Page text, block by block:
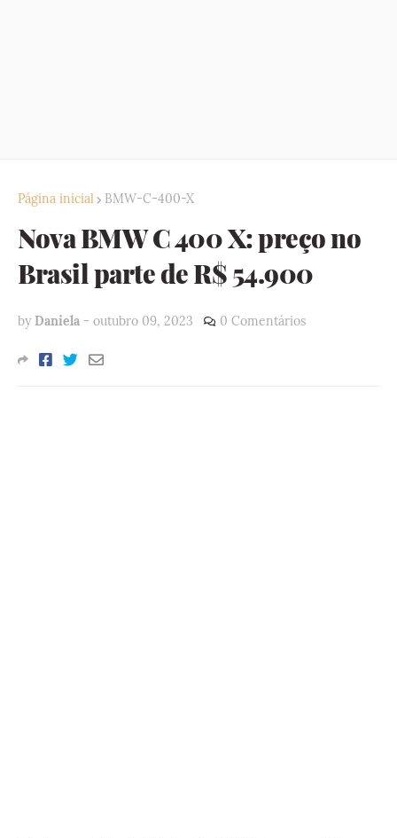
Página inicial BMW-C-400-X
Nova BMW C 400 X: preço no
Brasil parte de R$ 54.900
by Daniela - outubro 09, 2023 0 Comentários